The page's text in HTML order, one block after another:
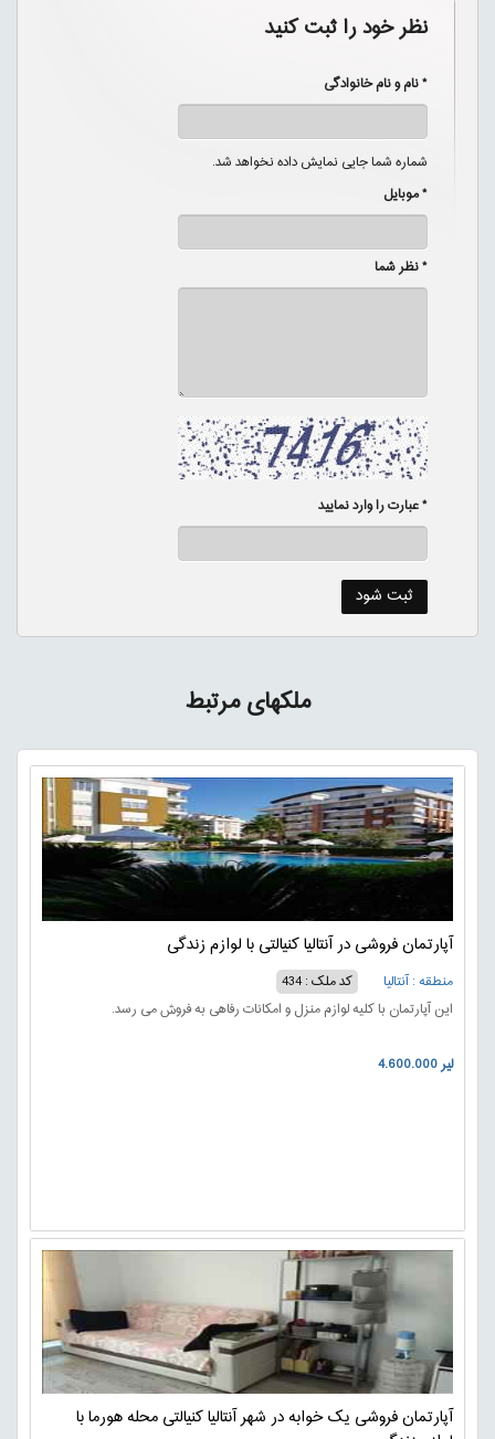
نظر خود را ثبت کنید
* نام و نام خانوادگی
شماره شما جایی نمایش داده نخواهد شد.
* موبایل
* نظر شما
* عبارت را وارد نمایید
ملکهای مرتبط
آپارتمان فروشی در آنتالیا کنیالتی با لوازم زندگی
منطقه : آنتالیا
کد ملک : 434
این آپارتمان با کلیه لوازم منزل و امکانات رفاهی به فروش می رسد.
4.600.000 لیر
آپارتمان فروشی یک خوابه در شهر آنتالیا کنیالتی محله هورما با